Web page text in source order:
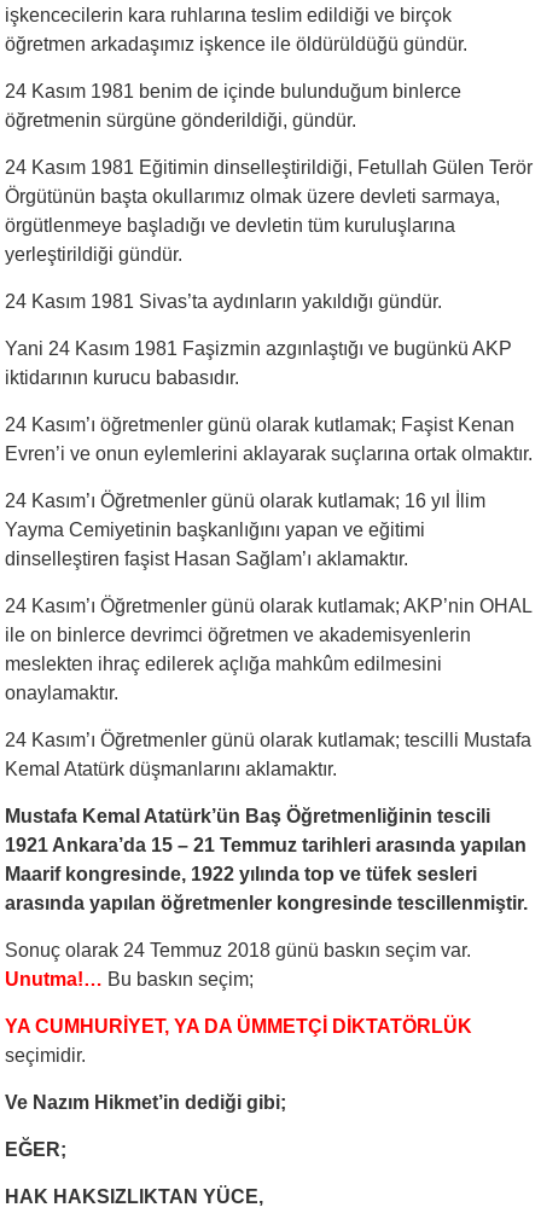
işkencecilerin kara ruhlarına teslim edildiği ve birçok
öğretmen arkadaşımız işkence ile öldürüldüğü gündür.
24 Kasım 1981 benim de içinde bulunduğum binlerce
öğretmenin sürgüne gönderildiği, gündür.
24 Kasım 1981 Eğitimin dinselleştirildiği, Fetullah Gülen Terör
Örgütünün başta okullarımız olmak üzere devleti sarmaya,
örgütlenmeye başladığı ve devletin tüm kuruluşlarına
yerleştirildiği gündür.
24 Kasım 1981 Sivas’ta aydınların yakıldığı gündür.
Yani 24 Kasım 1981 Faşizmin azgınlaştığı ve bugünkü AKP
iktidarının kurucu babasıdır.
24 Kasım’ı öğretmenler günü olarak kutlamak; Faşist Kenan
Evren’i ve onun eylemlerini aklayarak suçlarına ortak olmaktır.
24 Kasım’ı Öğretmenler günü olarak kutlamak; 16 yıl İlim
Yayma Cemiyetinin başkanlığını yapan ve eğitimi
dinselleştiren faşist Hasan Sağlam’ı aklamaktır.
24 Kasım’ı Öğretmenler günü olarak kutlamak; AKP’nin OHAL
ile on binlerce devrimci öğretmen ve akademisyenlerin
meslekten ihraç edilerek açlığa mahkûm edilmesini
onaylamaktır.
24 Kasım’ı Öğretmenler günü olarak kutlamak; tescilli Mustafa
Kemal Atatürk düşmanlarını aklamaktır.
Mustafa Kemal Atatürk’ün Baş Öğretmenliğinin tescili
1921 Ankara’da 15 – 21 Temmuz tarihleri arasında yapılan
Maarif kongresinde, 1922 yılında top ve tüfek sesleri
arasında yapılan öğretmenler kongresinde tescillenmiştir.
Sonuç olarak 24 Temmuz 2018 günü baskın seçim var.
Unutma!… Bu baskın seçim;
YA CUMHURİYET, YA DA ÜMMETÇİ DİKTATÖRLÜK
seçimidir.
Ve Nazım Hikmet’in dediği gibi;
EĞER;
HAK HAKSIZLIKTAN YÜCE,